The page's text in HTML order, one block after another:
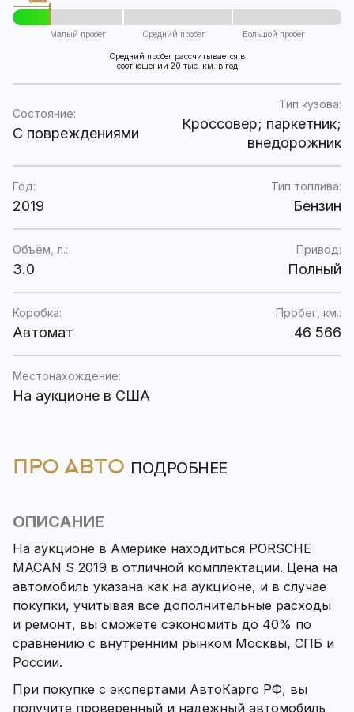
Малый пробег Средний пробег Большой пробег
Средний пробег рассчитывается в
соотношении 20 тыс. км. в год
Состояние:
C повреждениями
Тип кузова:
Кроссовер; паркетник;
внедорожник
Год:
2019
Тип топлива:
Бензин
Объём, л.:
3.0
Привод:
Полный
Коробка:
Автомат
Пробег, км.:
46 566
Местонахождение:
На аукционе в США
ПРО АВТО ПОДРОБНЕЕ
ОПИСАНИЕ
На аукционе в Америке находиться PORSCHE
MACAN S 2019 в отличной комплектации. Цена на
автомобиль указана как на аукционе, и в случае
покупки, учитывая все дополнительные расходы
и ремонт, вы сможете сэкономить до 40% по
сравнению с внутренним рынком Москвы, СПБ и
России.
При покупке с экспертами АвтоКарго РФ, вы
получите проверенный и надежный автомобиль